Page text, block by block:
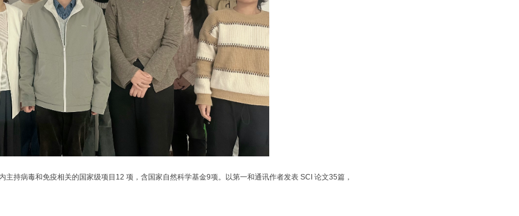
持病毒和免疫相关的国家级项目12 项，含国家自然科学基金9项。以第一和通讯作者发表 SCI 论文35篇，